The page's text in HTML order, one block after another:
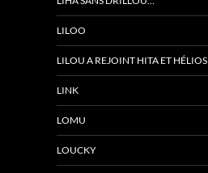
LILOO
LILOU A REJOINT HITA ET HÉLIOS
LINK
LOMU
LOUCKY